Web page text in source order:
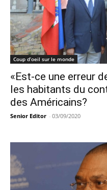
Coup d’oeil sur le monde
«Est-ce une erreur
les habitants du
des Américains?
Senior Editor - 03/09/2020